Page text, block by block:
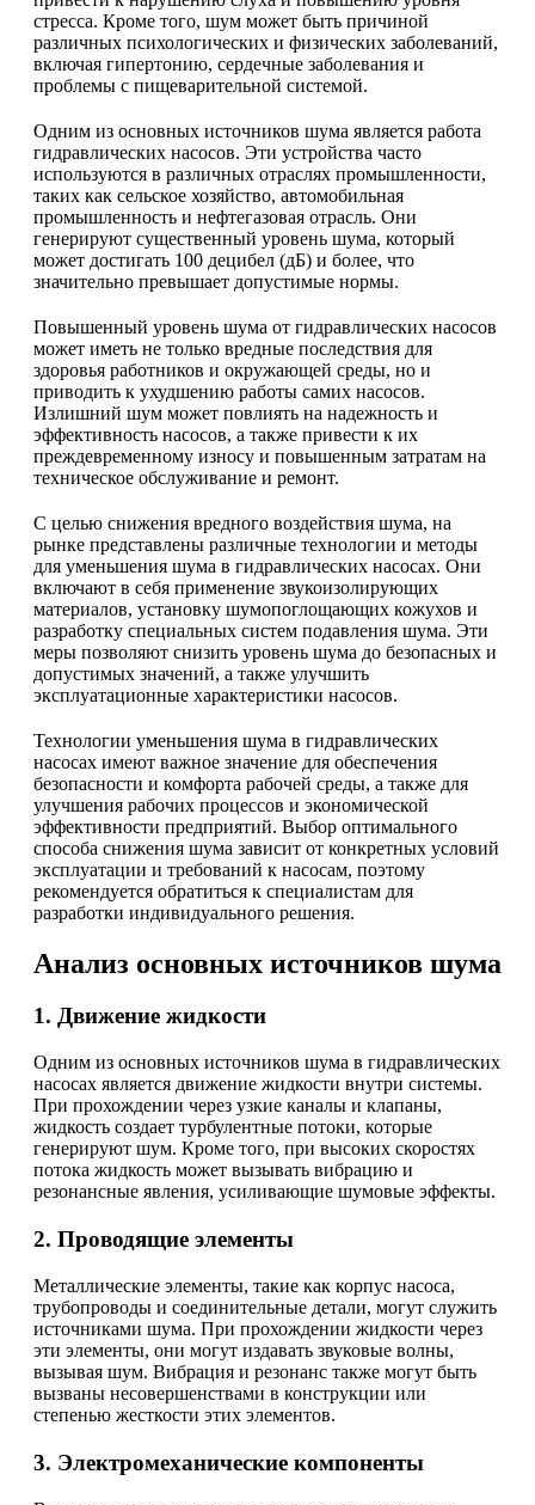
стресса. Кроме того, шум может быть причиной
различных психологических и физических заболеваний,
включая гипертонию, сердечные заболевания и
проблемы с пищеварительной системой.
Одним из основных источников шума является работа
гидравлических насосов. Эти устройства часто
используются в различных отраслях промышленности,
таких как сельское хозяйство, автомобильная
промышленность и нефтегазовая отрасль. Они
генерируют существенный уровень шума, который
может достигать 100 децибел (дБ) и более, что
значительно превышает допустимые нормы.
Повышенный уровень шума от гидравлических насосов
может иметь не только вредные последствия для
здоровья работников и окружающей среды, но и
приводить к ухудшению работы самих насосов.
Излишний шум может повлиять на надежность и
эффективность насосов, а также привести к их
преждевременному износу и повышенным затратам на
техническое обслуживание и ремонт.
С целью снижения вредного воздействия шума, на
рынке представлены различные технологии и методы
для уменьшения шума в гидравлических насосах. Они
включают в себя применение звукоизолирующих
материалов, установку шумопоглощающих кожухов и
разработку специальных систем подавления шума. Эти
меры позволяют снизить уровень шума до безопасных и
допустимых значений, а также улучшить
эксплуатационные характеристики насосов.
Технологии уменьшения шума в гидравлических
насосах имеют важное значение для обеспечения
безопасности и комфорта рабочей среды, а также для
улучшения рабочих процессов и экономической
эффективности предприятий. Выбор оптимального
способа снижения шума зависит от конкретных условий
эксплуатации и требований к насосам, поэтому
рекомендуется обратиться к специалистам для
разработки индивидуального решения.
Анализ основных источников шума
1. Движение жидкости
Одним из основных источников шума в гидравлических
насосах является движение жидкости внутри системы.
При прохождении через узкие каналы и клапаны,
жидкость создает турбулентные потоки, которые
генерируют шум. Кроме того, при высоких скоростях
потока жидкость может вызывать вибрацию и
резонансные явления, усиливающие шумовые эффекты.
2. Проводящие элементы
Металлические элементы, такие как корпус насоса,
трубопроводы и соединительные детали, могут служить
источниками шума. При прохождении жидкости через
эти элементы, они могут издавать звуковые волны,
вызывая шум. Вибрация и резонанс также могут быть
вызваны несовершенствами в конструкции или
степенью жесткости этих элементов.
3. Электромеханические компоненты